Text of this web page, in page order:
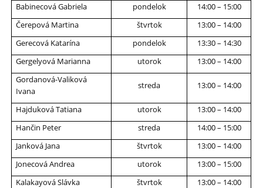
Babinecová Gabriela
pondelok
14:00 – 15:00
Čerepová Martina
štvrtok
13:00 – 14:00
Gerecová Katarína
pondelok
13:30 – 14:30
Gergelyová Marianna
utorok
13:00 – 14:00
Gordanová-Valiková
Ivana
streda 13:00 – 14:00
Hajduková Tatiana utorok
13:00 – 14:00
Hančin Peter
streda
14:00 – 15:00
Janková Jana
štvrtok
13:00 – 14:00
Jonecová Andrea
utorok
13:00 – 15:00
Kalakayová Slávka
štvrtok
13:00 – 14:00